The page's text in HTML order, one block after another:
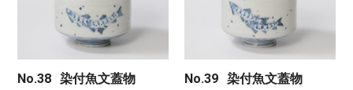
No.38 染付魚文蓋物 No.39 染付魚文蓋物